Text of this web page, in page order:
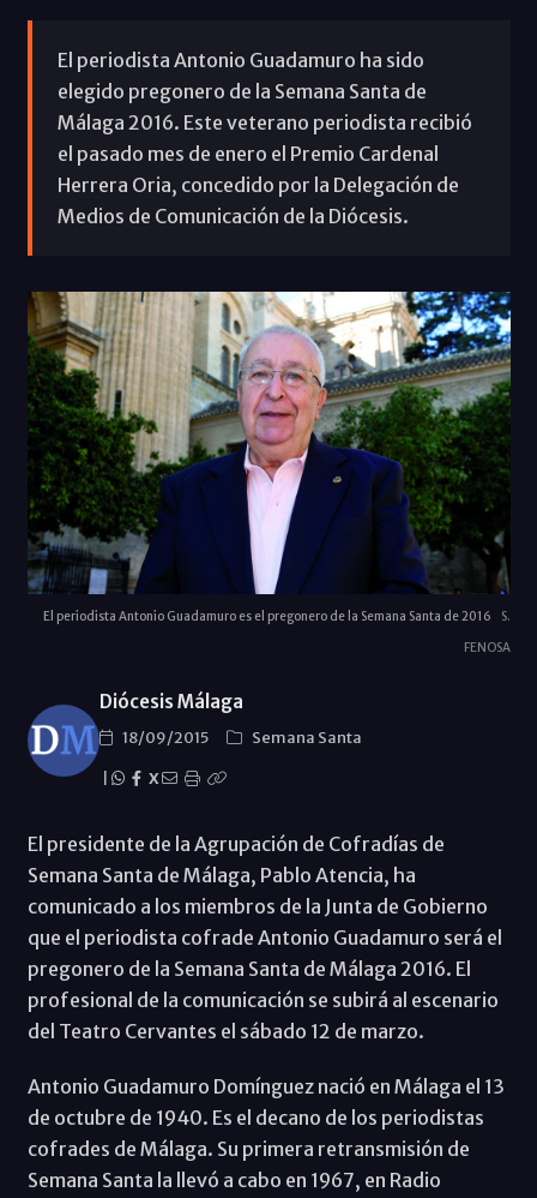
El periodista Antonio Guadamuro ha sido
elegido pregonero de la Semana Santa de
Málaga 2016. Este veterano periodista recibió
el pasado mes de enero el Premio Cardenal
Herrera Oria, concedido por la Delegación de
Medios de Comunicación de la Diócesis.
El periodista Antonio Guadamuro es el pregonero de la Semana Santa de 2016
S.
FENOSA
Diócesis Málaga
18/09/2015
Semana Santa
X
El presidente de la Agrupación de Cofradías de
Semana Santa de Málaga, Pablo Atencia, ha
comunicado a los miembros de la Junta de Gobierno
que el periodista cofrade Antonio Guadamuro será el
pregonero de la Semana Santa de Málaga 2016. El
profesional de la comunicación se subirá al escenario
del Teatro Cervantes el sábado 12 de marzo.
Antonio Guadamuro Domínguez nació en Málaga el 13
de octubre de 1940. Es el decano de los periodistas
cofrades de Málaga. Su primera retransmisión de
Semana Santa la llevó a cabo en 1967, en Radio